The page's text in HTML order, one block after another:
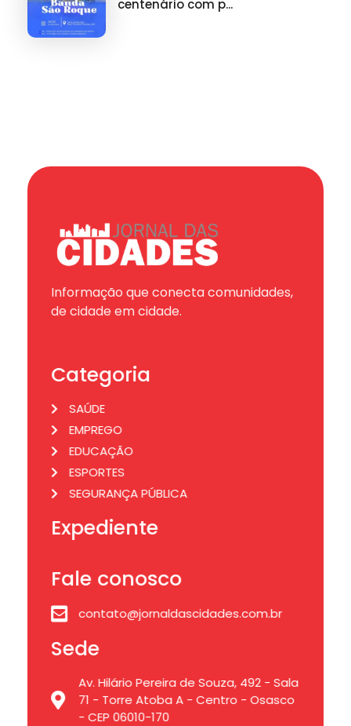
centenário com p...
Informação que conecta comunidades,
de cidade em cidade.
Categoria
SAÚDE
EMPREGO
EDUCAÇÃO
ESPORTES
SEGURANÇA PÚBLICA
Expediente
Fale conosco
contato@jornaldascidades.com.br
Sede
Av. Hilário Pereira de Souza, 492 - Sala
71 - Torre Atoba A - Centro - Osasco
- CEP 06010-170